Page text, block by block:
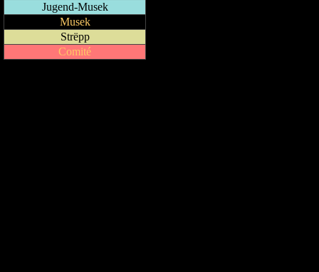
Jugend-Musek
Musek
Strëpp
Comité